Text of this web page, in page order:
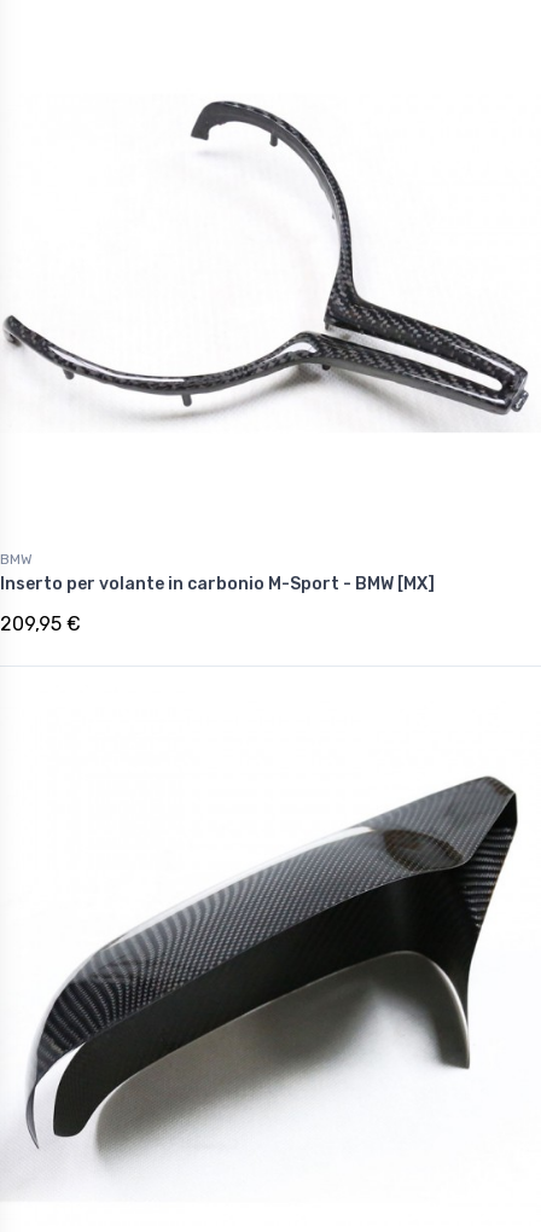
BMW
Inserto per volante in carbonio M-Sport - BMW [MX]
209,95 €